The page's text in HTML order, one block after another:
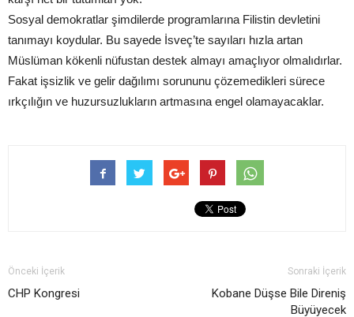
Sosyal demokratlar şimdilerde programlarına Filistin devletini
tanımayı koydular. Bu sayede İsveç’te sayıları hızla artan
Müslüman kökenli nüfustan destek almayı amaçlıyor olmalıdırlar.
Fakat işsizlik ve gelir dağılımı sorununu çözemedikleri sürece
ırkçılığın ve huzursuzlukların artmasına engel olamayacaklar.
Önceki İçerik
CHP Kongresi
Sonraki İçerik
Kobane Düşse Bile Direniş
Büyüyecek